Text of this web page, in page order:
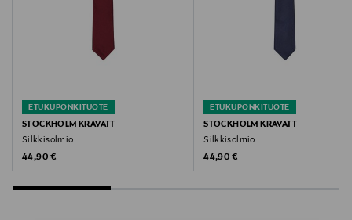
TIDO
Valmistaja
TIGER OF SWEDEN FINLAND OY
ETUKUPONKITUOTE
STOCKHOLM KRAVATT
Silkkisolmio
Original Price
44,90 €
ETUKUPONKITUOTE
STOCKHOLM KRAVATT
Silkkisolmio
Original Price
44,90 €